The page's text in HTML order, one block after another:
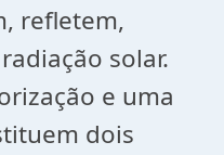
refletem,
solar.
e uma
dois